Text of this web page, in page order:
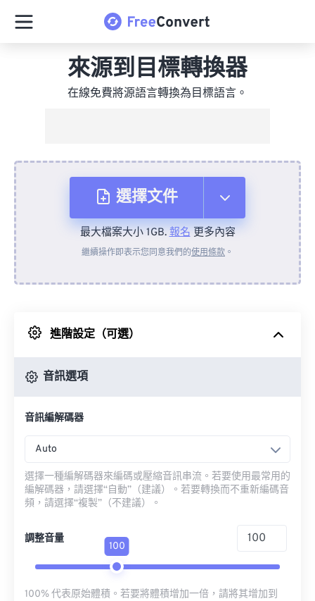
來源到目標轉換器
在線免費將源語言轉換為目標語言。
選擇文件
來自裝置
來自 Google 雲端硬碟
最大檔案大小 1GB.報名更多內容
繼續操作即表示您同意我們的使用條款 。
進階設定（可選）
音訊選項
音訊編解碼器
Auto
選擇一種編解碼器來編碼或壓縮音訊串流。若要使用最常用的
編解碼器，請選擇“自動”（建議）。若要轉換而不重新編碼音
頻，請選擇“複製”（不建議）。
調整音量
100
100% 代表原始體積。若要將體積增加一倍，請將其增加到